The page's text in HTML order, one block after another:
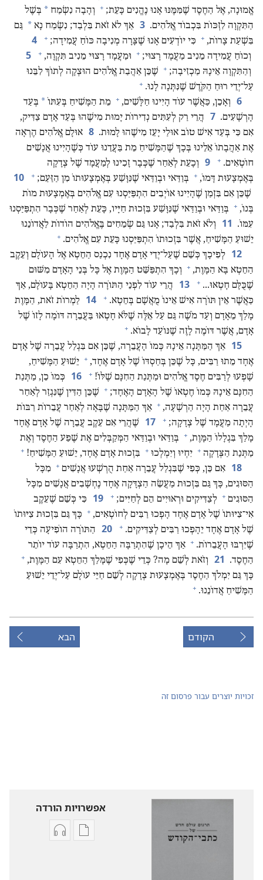
אֱמוּנָה,‏ אֶל הַחֶסֶד שֶׁמִּמֶּנּוּ אָנוּ נֶהֱנִים כָּעֵת;‏ + וְהָבָה נִשְׂמַח * בְּשֶׁל
הַתִּקְוָה לִזְכּוֹת בִּכְבוֹד אֱלֹהִים.‏ 3 אַךְ לֹא זֹאת בִּלְבַד;‏ נִשְׂמַח נָא * גַּם
בִּשְׁעַת צָרוֹת,‏ + כִּי יוֹדְעִים אָנוּ שֶׁצָּרָה מְנִיבָה כּוֹחַ עֲמִידָה;‏ +
4
וְכוֹחַ עֲמִידָה מֵנִיב מַעֲמָד רָצוּי;‏ + וּמַעֲמָד רָצוּי מֵנִיב תִּקְוָה,‏ +
5
וְהַתִּקְוָה אֵינָהּ מַכְזִיבָה;‏ + שֶׁכֵּן אַהֲבַת אֱלֹהִים הוּצְקָה לְתוֹךְ לִבֵּנוּ
עַל־יְדֵי רוּחַ הַקֹּדֶשׁ שֶׁנִּתְּנָה לָנוּ.‏ +
6 וְאָכֵן,‏ כַּאֲשֶׁר עוֹד הָיִינוּ חַלָּשִׁים,‏ + מֵת הַמָּשִׁיחַ בְּעִתּוֹ * בְּעַד
הָרְשָׁעִים.‏ 7 הֲרֵי רַק לְעִתִּים נְדִירוֹת יָמוּת מִישֶׁהוּ בְּעַד אָדָם צַדִּיק,‏
אִם כִּי בְּעַד אִישׁ טוֹב אוּלַי יָעֵז מִישֶׁהוּ לָמוּת.‏ 8 אוּלָם אֱלֹהִים הֶרְאָה
אֶת אַהֲבָתוֹ אֵלֵינוּ בְּכָךְ שֶׁהַמָּשִׁיחַ מֵת בַּעֲדֵנוּ עוֹד כְּשֶׁהָיִינוּ אֲנָשִׁים
חוֹטְאִים.‏ +
9 וְכָעֵת לְאַחַר שֶׁכְּבָר זָכִינוּ לְמַעֲמָד שֶׁל צְדָקָה
בְּאֶמְצָעוּת דָּמוֹ,‏ + בְּוַדַּאי וּבְוַדַּאי שֶׁנִּוָּשַׁע בְּאֶמְצָעוּתוֹ מִן הַזַּעַם;‏ +
10
שֶׁכֵּן אִם בִּזְמַן שֶׁהָיִינוּ אוֹיְבִים הִתְפַּיַּסְנוּ עִם אֱלֹהִים בְּאֶמְצָעוּת מוֹת
בְּנוֹ,‏ + בְּוַדַּאי וּבְוַדַּאי שֶׁנִּוָּשַׁע בִּזְכוּת חַיָּיו,‏ כָּעֵת לְאַחַר שֶׁכְּבָר הִתְפַּיַּסְנוּ
עִמּוֹ.‏ 11
וְלֹא זֹאת בִּלְבַד;‏ אָנוּ גַּם שְׂמֵחִים בֶּאֱלֹהִים הוֹדוֹת לַאֲדוֹנֵנוּ
יֵשׁוּעַ הַמָּשִׁיחַ,‏ אֲשֶׁר בִּזְכוּתוֹ הִתְפַּיַּסְנוּ כָּעֵת עִם אֱלֹהִים.‏ +
12 לְפִיכָךְ כְּשֵׁם שֶׁעַל־יְדֵי אָדָם אֶחָד נִכְנַס הַחֵטְא אֶל הָעוֹלָם וְעֵקֶב
הַחֵטְא בָּא הַמָּוֶת,‏ + וְכָךְ הִתְפַּשֵּׁט הַמָּוֶת אֶל כָּל בְּנֵי הָאָדָם מִשּׁוּם
שֶׁכֻּלָּם חָטְאוּ.‏.‏.‏ +
13
הֲרֵי עוֹד לִפְנֵי הַתּוֹרָה הָיָה הַחֵטְא בָּעוֹלָם,‏ אַךְ
כַּאֲשֶׁר אֵין תּוֹרָה אִישׁ אֵינוֹ מֻאֲשָׁם בְּחֵטְא.‏ +
14 לַמְרוֹת זֹאת,‏ הַמָּוֶת
מָלַךְ מֵאָדָם וְעַד מֹשֶׁה גַּם עַל אֵלֶּה שֶׁלֹּא חָטְאוּ בַּעֲבֵרָה דּוֹמָה לָזוֹ שֶׁל
אָדָם,‏ אֲשֶׁר דּוֹמֶה לָזֶה שֶׁנּוֹעַד לָבוֹא.‏ +
15 אַךְ הַמַּתָּנָה אֵינָהּ כְּמוֹ הָעֲבֵרָה,‏ שֶׁכֵּן אִם בִּגְלַל עֲבֵרָה שֶׁל אָדָם
אֶחָד מֵתוּ רַבִּים,‏ כָּל שֶׁכֵּן בְּחַסְדּוֹ שֶׁל אָדָם אֶחָד,‏ + יֵשׁוּעַ הַמָּשִׁיחַ,‏
שָׁפְעוּ לְרַבִּים חֶסֶד אֱלֹהִים וּמַתְּנַת הַחִנָּם שֶׁלּוֹ!‏ +
16
כְּמוֹ כֵן,‏ מַתְּנַת
הַחִנָּם אֵינָהּ כְּמוֹ חֶטְאוֹ שֶׁל הָאָדָם הָאֶחָד;‏ + שֶׁכֵּן הַדִּין שֶׁנִּגְזַר לְאַחַר
עֲבֵרָה אַחַת הָיָה הַרְשָׁעָה,‏ + אַךְ הַמַּתָּנָה שֶׁבָּאָה לְאַחַר עֲבֵרוֹת רַבּוֹת
הָיְתָה מַעֲמָד שֶׁל צְדָקָה;‏ +
17
שֶׁהֲרֵי אִם עֵקֶב עֲבֵרָה שֶׁל אָדָם אֶחָד
מָלַךְ בִּגְלָלוֹ הַמָּוֶת,‏ + בְּוַדַּאי וּבְוַדַּאי הַמְּקַבְּלִים אֶת שֶׁפַע הַחֶסֶד וְאֶת
מַתְּנַת הַצְּדָקָה + יִחְיוּ וְיִמְלְכוּ + בִּזְכוּת אָדָם אֶחָד,‏ יֵשׁוּעַ הַמָּשִׁיחַ!‏ +
18 אִם כֵּן,‏ כְּפִי שֶׁבִּגְלַל עֲבֵרָה אַחַת הֻרְשְׁעוּ אֲנָשִׁים + מִכָּל
הַסּוּגִים,‏ כָּךְ גַּם בִּזְכוּת מַעֲשֵׂה הַצְדָּקָה אֶחָד נֶחְשָׁבִים אֲנָשִׁים מִכָּל
הַסּוּגִים + לְצַדִּיקִים וּרְאוּיִים הֵם לְחַיִּים;‏ +
19
כִּי כְּשֵׁם שֶׁעֵקֶב
אִי־צִיּוּתוֹ שֶׁל אָדָם אֶחָד הָפְכוּ רַבִּים לְחוֹטְאִים,‏ + כָּךְ גַּם בִּזְכוּת צִיּוּתוֹ
שֶׁל אָדָם אֶחָד יֵהָפְכוּ רַבִּים לְ­צַדִּיקִים.‏ +
20 הַתּוֹרָה הוֹפִיעָה כְּדֵי
שֶׁיִּרְבּוּ הָעֲבֵרוֹת.‏ + אַךְ הֵיכָן שֶׁהִתְרַבָּה הַחֵטְא,‏ הִתְרַבָּה עוֹד יוֹתֵר
הַחֶסֶד.‏ 21 וְזֹאת לְשֵׁם מָה?‏ כְּדֵי שֶׁכְּפִי שֶׁמָּלַךְ הַחֵטְא עִם הַמָּוֶת,‏ +
כָּךְ גַּם יִמְלֹךְ הַחֶסֶד בְּאֶמְצָעוּת צְדָקָה לְשֵׁם חַיֵּי עוֹלָם עַל־יְדֵי יֵשׁוּעַ
הַמָּשִׁיחַ אֲדוֹנֵנוּ.‏ +
הקודם הבא
זכויות יוצרים עבור פרסום זה
אפשרויות הורדה
אפשרויותאפשרויות